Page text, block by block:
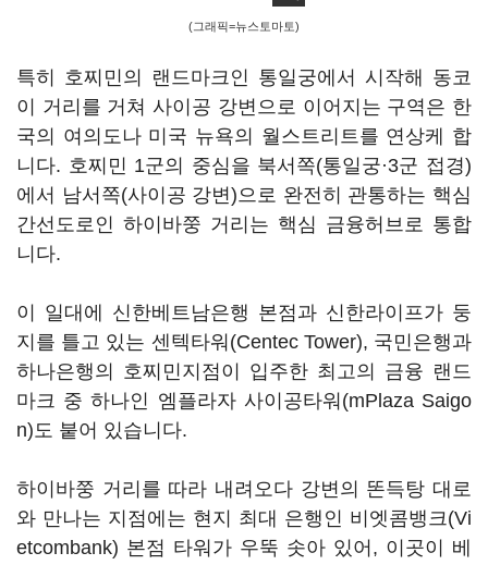
(그래픽=뉴스토마토)
특히 호찌민의 랜드마크인 통일궁에서 시작해 동코
이 거리를 거쳐 사이공 강변으로 이어지는 구역은 한
국의 여의도나 미국 뉴욕의 월스트리트를 연상케 합
니다. 호찌민 1군의 중심을 북서쪽(통일궁·3군 접경)
에서 남서쪽(사이공 강변)으로 완전히 관통하는 핵심
간선도로인 하이바쭝 거리는 핵심 금융허브로 통합
니다.
이 일대에 신한베트남은행 본점과 신한라이프가 둥
지를 틀고 있는 센텍타워(Centec Tower), 국민은행과
하나은행의 호찌민지점이 입주한 최고의 금융 랜드
마크 중 하나인 엠플라자 사이공타워(mPlaza Saigo
n)도 붙어 있습니다.
하이바쭝 거리를 따라 내려오다 강변의 똔득탕 대로
와 만나는 지점에는 현지 최대 은행인 비엣콤뱅크(Vi
etcombank) 본점 타워가 우뚝 솟아 있어, 이곳이 베